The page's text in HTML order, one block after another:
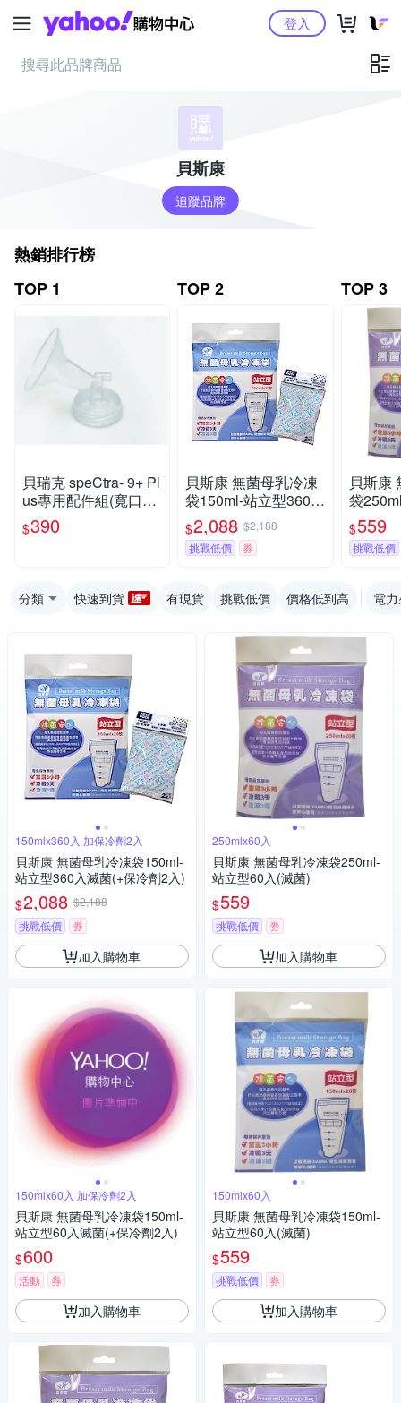
Yahoo購物中心登入
貝斯康
追蹤品牌
熱銷排行榜
TOP 1
貝瑞克 speCtra- 9+ Pl
us專用配件組(寬口喇
叭主體)28mm【六甲
媽咪】
$390
TOP 2
貝斯康 無菌母乳冷凍
袋150ml-站立型360入
滅菌(+保冷劑2入)
$2,088 $2,188
挑戰低價
券
TOP 3
貝斯康
袋
(滅菌)
$559
挑戰低價
分類 快速到貨 有現貨 挑戰低價 價格低到高 電
150mlx360入 加保冷劑2入
貝斯康 無菌母乳冷凍袋150ml-
站立型360入滅菌(+保冷劑2入)
$2,088 $2,188
挑戰低價
券
加入購物車
150mlx60入 加保冷劑2入
貝斯康 無菌母乳冷凍袋150ml-
站立型60入滅菌(+保冷劑2入)
$600
活動 券
加入購物車
250mlx60入
貝斯康 無菌母乳冷凍袋250ml-
站立型60入(滅菌)
$559
挑戰低價 券
加入購物車
150mlx60入
貝斯康 無菌母乳冷凍袋150ml-
站立型60入(滅菌)
$559
挑戰低價 券
加入購物車